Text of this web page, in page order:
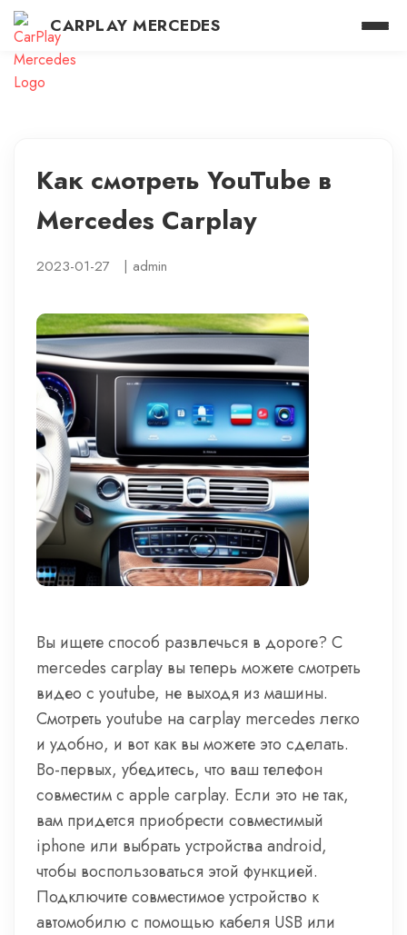
CARPLAY MERCEDES
Как смотреть YouTube в
Mercedes Carplay
2023-01-27 | admin
Вы ищете способ развлечься в дороге? С
mercedes carplay вы теперь можете смотреть
видео с youtube, не выходя из машины.
Смотреть youtube на carplay mercedes легко
и удобно, и вот как вы можете это сделать.
Во-первых, убедитесь, что ваш телефон
совместим с apple carplay. Если это не так,
вам придется приобрести совместимый
iphone или выбрать устройства android,
чтобы воспользоваться этой функцией.
Подключите совместимое устройство к
автомобилю с помощью кабеля USB или